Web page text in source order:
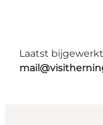
Laatst